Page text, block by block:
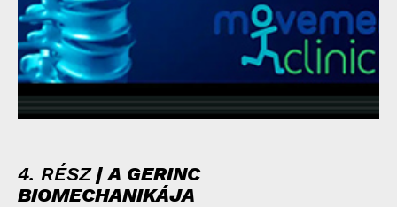
4. RÉSZ| A GERINC
BIOMECHANIKÁJA